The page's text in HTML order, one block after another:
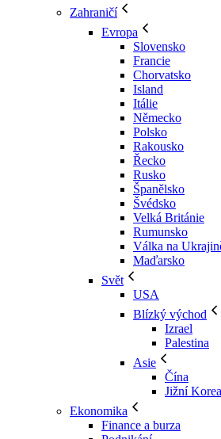
Zahraničí
Evropa
Slovensko
Francie
Chorvatsko
Island
Itálie
Německo
Polsko
Rakousko
Řecko
Rusko
Španělsko
Švédsko
Velká Británie
Rumunsko
Válka na
Maďarsko
Svět
USA
Blízký východ
Izrael
Palestina
Asie
Čína
Jižní Korea
Ekonomika
Finance a burza